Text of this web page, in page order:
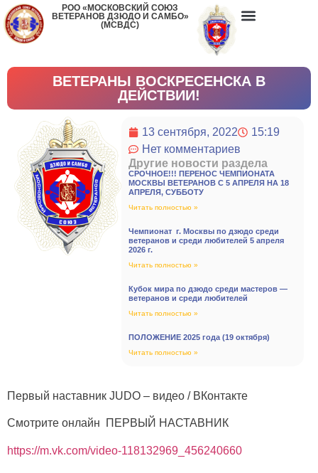
РОО «МОСКОВСКИЙ СОЮЗ
ВЕТЕРАНОВ ДЗЮДО И САМБО»
(МСВДС)
ВЕТЕРАНЫ ВОСКРЕСЕНСКА В
ДЕЙСТВИИ!
13 сентября, 2022
15:19
Нет комментариев
Другие новости раздела
СРОЧНОЕ!!! ПЕРЕНОС ЧЕМПИОНАТА
МОСКВЫ ВЕТЕРАНОВ С 5 АПРЕЛЯ НА 18
АПРЕЛЯ, СУББОТУ
Читать полностью »
Чемпионат г. Москвы по дзюдо среди
ветеранов и среди любителей 5 апреля
2026 г.
Читать полностью »
Кубок мира по дзюдо среди мастеров —
ветеранов и среди любителей
Читать полностью »
ПОЛОЖЕНИЕ 2025 года (19 октября)
Читать полностью »
Первый наставник JUDO – видео / ВКонтакте
Смотрите онлайн ПЕРВЫЙ НАСТАВНИК
https://m.vk.com/video-118132969_456240660